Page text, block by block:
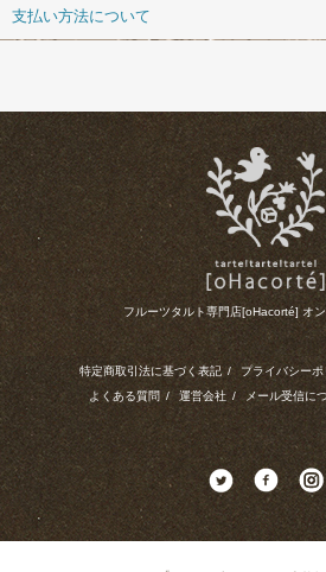
支払い方法について
フルーツタルト専門店[oHacorté] オ
特定商取引法に基づく表記 / プライバシーポ
よくある質問 / 運営会社 / メール受信に